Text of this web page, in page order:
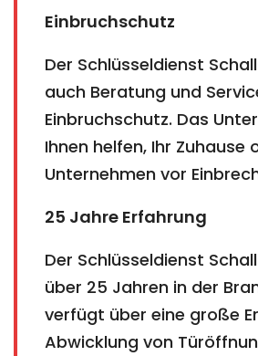
Einbruchschutz
Der Schlüsseldienst
auch Beratung und
Einbruchschutz. Das
Ihnen helfen, Ihr Zuhause
Unternehmen vor
25 Jahre Erfahrung
Der Schlüsseldienst
über 25 Jahren in der
verfügt über eine große
Abwicklung von